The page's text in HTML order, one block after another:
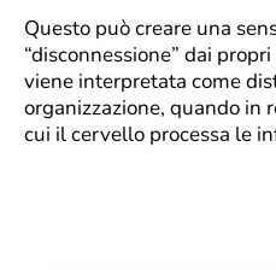
Questo può creare una
“disconnessione” dai
viene interpretata come
organizzazione, quando in
cui il cervello processa le